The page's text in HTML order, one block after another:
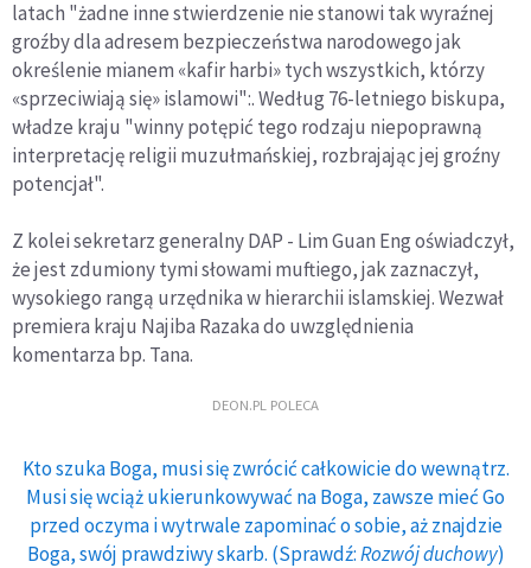
latach "żadne inne stwierdzenie nie stanowi tak wyraźnej
groźby dla adresem bezpieczeństwa narodowego jak
określenie mianem «kafir harbi» tych wszystkich, którzy
«sprzeciwiają się» islamowi":. Według 76-letniego biskupa,
władze kraju "winny potępić tego rodzaju niepoprawną
interpretację religii muzułmańskiej, rozbrajając jej groźny
potencjał".
Z kolei sekretarz generalny DAP - Lim Guan Eng oświadczył,
że jest zdumiony tymi słowami muftiego, jak zaznaczył,
wysokiego rangą urzędnika w hierarchii islamskiej. Wezwał
premiera kraju Najiba Razaka do uwzględnienia
komentarza bp. Tana.
DEON.PL POLECA
Kto szuka Boga, musi się zwrócić całkowicie do wewnątrz.
Musi się wciąż ukierunkowywać na Boga, zawsze mieć Go
przed oczyma i wytrwale zapominać o sobie, aż znajdzie
Boga, swój prawdziwy skarb. (Sprawdź:Rozwój duchowy)